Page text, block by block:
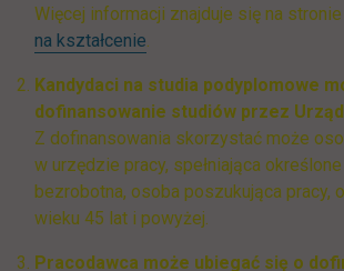
Więcej informacji znajduje się na stronie
na kształcenie.
Kandydaci na studia podyplomowe
dofinansowanie studiów przez
Z dofinansowania skorzystać może
w urzędzie pracy, spełniająca
bezrobotna, osoba poszukująca pracy,
wieku 45 lat i powyżej.
Pracodawca może ubiegać się o